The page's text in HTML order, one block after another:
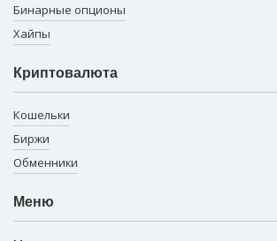
Бинарные опционы
Хайпы
Криптовалюта
Кошельки
Биржи
Обменники
Меню